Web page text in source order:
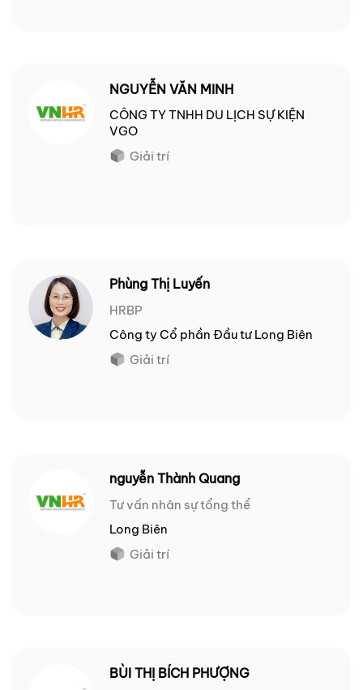
NGUYỄN VĂN MINH
CÔNG TY TNHH DU LỊCH SỰ KIỆN
VGO
Giải trí
Phùng Thị Luyến
HRBP
Công ty Cổ phần Đầu tư Long Biên
Giải trí
nguyễn Thành Quang
Tư vấn nhân sự tổng thể
Long Biên
Giải trí
BÙI THỊ BÍCH PHƯỢNG